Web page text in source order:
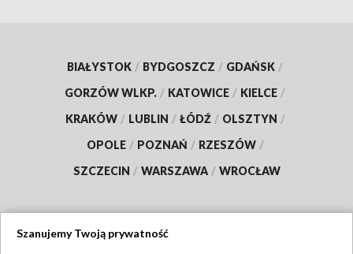
BIAŁYSTOK / BYDGOSZCZ / GDAŃSK /
GORZÓW WLKP. / KATOWICE / KIELCE /
KRAKÓW / LUBLIN / ŁÓDŹ / OLSZTYN /
OPOLE / POZNAŃ / RZESZÓW /
SZCZECIN / WARSZAWA / WROCŁAW
Szanujemy Twoją prywatność